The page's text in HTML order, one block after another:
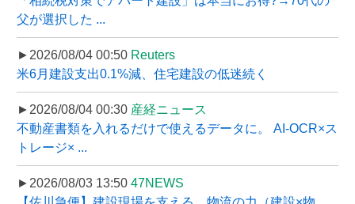
父が選択した ...
►2026/08/04 00:50 Reuters
米6月建設支出0.1%減、住宅建設の低迷続く
►2026/08/04 00:30 産経ニュース
不動産書類を入れるだけで使えるデータに。 AI-OCR×ス
トレージ× ...
►2026/08/03 13:50 47NEWS